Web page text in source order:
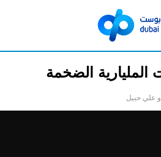
المليارية الضخمة
علي حبيل